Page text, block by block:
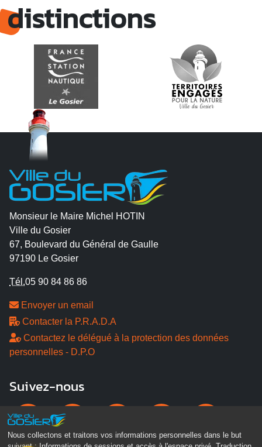
Nous collectons et traitons vos informations personnelles dans le but
distinctions
Monsieur le Maire Michel HOTIN
Ville du Gosier
67, Boulevard du Général de Gaulle
97190 Le Gosier
Tél.05 90 84 86 86
Envoyer un email
Contacter la P.R.A.D.A
Contactez le délégué à la protection des données
personnelles - D.P.O
Suivez-nous